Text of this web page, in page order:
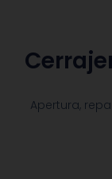
Apertura,